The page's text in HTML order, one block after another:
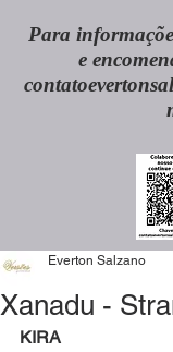
Para
e
Xanadu -
Everton Salzano
KIRA